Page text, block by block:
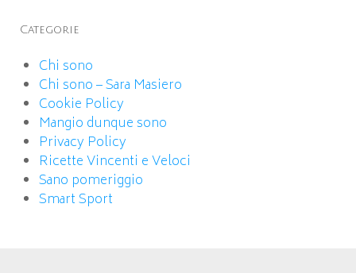
Categorie
Chi sono
Chi sono – Sara Masiero
Cookie Policy
Mangio dunque sono
Privacy Policy
Ricette Vincenti e Veloci
Sano pomeriggio
Smart Sport